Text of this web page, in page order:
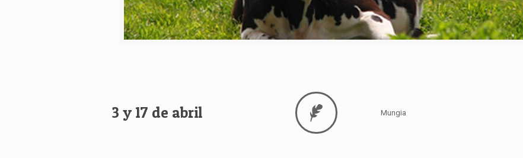
3 y 17 de abril Mungia